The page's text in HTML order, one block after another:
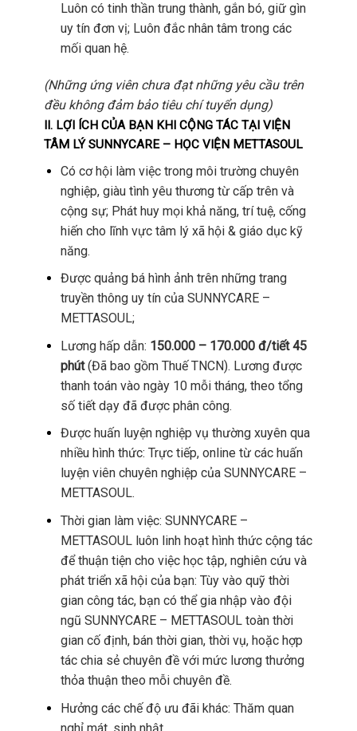
Luôn có tinh thần trung thành, gắn bó, giữ gìn
uy tín đơn vị; Luôn đắc nhân tâm trong các
mối quan hệ.
(Những ứng viên chưa đạt những yêu cầu trên
đều không đảm bảo tiêu chí tuyển dụng)
II. LỢI ÍCH CỦA BẠN KHI CỘNG TÁC TẠI VIỆN
TÂM LÝ SUNNYCARE – HỌC VIỆN METTASOUL
Có cơ hội làm việc trong môi trường chuyên
nghiệp, giàu tình yêu thương từ cấp trên và
cộng sự; Phát huy mọi khả năng, trí tuệ, cống
hiến cho lĩnh vực tâm lý xã hội & giáo dục kỹ
năng.
Được quảng bá hình ảnh trên những trang
truyền thông uy tín của SUNNYCARE –
METTASOUL;
Lương hấp dẫn: 150.000 – 170.000 đ/tiết 45
phút(Đã bao gồm Thuế TNCN). Lương được
thanh toán vào ngày 10 mỗi tháng, theo tổng
số tiết dạy đã được phân công.
Được huấn luyện nghiệp vụ thường xuyên qua
nhiều hình thức: Trực tiếp, online từ các huấn
luyện viên chuyên nghiệp của SUNNYCARE –
METTASOUL.
Thời gian làm việc: SUNNYCARE –
METTASOUL luôn linh hoạt hình thức cộng tác
để thuận tiện cho việc học tập, nghiên cứu và
phát triển xã hội của bạn: Tùy vào quỹ thời
gian công tác, bạn có thể gia nhập vào đội
ngũ SUNNYCARE – METTASOUL toàn thời
gian cố định, bán thời gian, thời vụ, hoặc hợp
tác chia sẻ chuyên đề với mức lương thưởng
thỏa thuận theo mỗi chuyên đề.
Hưởng các chế độ ưu đãi khác: Thăm quan
nghỉ mát, sinh nhật,…